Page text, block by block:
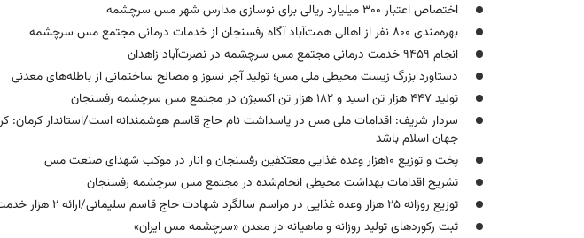
اختصاص اعتبار ۳۰۰ میلیارد ریالی برای نوسازی مدارس شهر مس سرچشمه
بهره‌مندی ۸۰۰‌ نفر از اهالی همت‌آباد آگاه رفسنجان از خدمات درمانی مجتمع مس سرچشمه
انجام ۹۴۵۹‌ خدمت درمانی مجتمع مس سرچشمه در نصرت‌آباد زاهدان
دستاورد بزرگ زیست محیطی ملی مس؛ تولید آجر نسوز و مصالح ساختمانی از باطله‌های معدنی
تولید ۴۴۷ هزار تن اسید و ۱۸۲‌ هزار تن اکسیژن در مجتمع مس سرچشمه رفسنجان
سردار شریف: اقدامات ملی مس در پاسداشت نام حاج قاسم هوشمندانه است/استاندار کرمان:
جهان اسلام باشد
پخت و توزیع ۱۰هزار وعده غذایی معتکفین رفسنجان و انار در موکب شهدای صنعت مس
تشریح اقدامات بهداشت‌ محیطی انجام‌شده در مجتمع مس سرچشمه رفسنجان
توزیع روزانه ۲۵ هزار وعده غذایی در مراسم سالگرد شهادت حاج قاسم سلیمانی/ارائه ۲ هزار خدمت درمانی
ثبت رکوردهای تولید روزانه و ماهیانه در معدن «سرچشمه مس ایران»